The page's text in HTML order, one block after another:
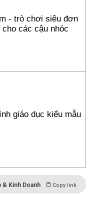
- trò chơi siêu đơn
cho các cậu nhóc
giáo dục kiểu mẫu
& Kinh Doanh Copy link